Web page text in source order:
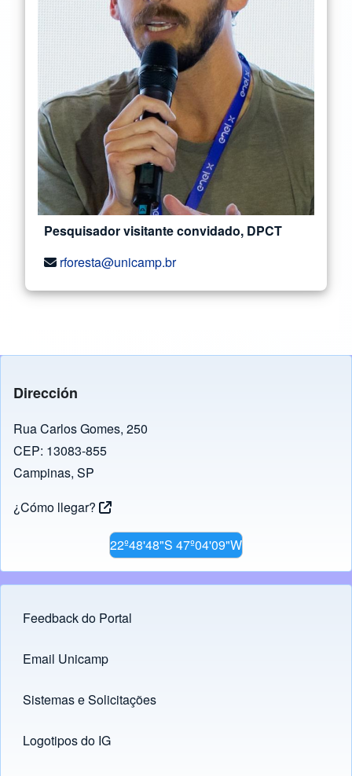
Pesquisador visitante convidado, DPCT
rforesta@unicamp.br
Dirección
Rua Carlos Gomes, 250
CEP: 13083-855
Campinas, SP
¿Cómo llegar?
22º48'48"S 47º04'09"W
Footer menu
Feedback do Portal
Links
Email Unicamp
(opens in new tab)
Sistemas e Solicitações
(opens in new tab)
Logotipos do IG
(opens in new tab)